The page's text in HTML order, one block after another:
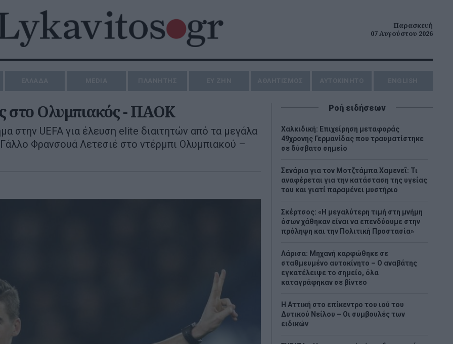
Παρασκευή
07 Αυγούστου 2026
στο Ολυμπιακός - ΠΑΟΚ
στην UEFA για έλευση elite διαιτητών από τα μεγάλα
Φρανσουά Λετεσιέ στο ντέρμπι Ολυμπιακού –
Ροή ειδήσεων
Χαλκιδική: Επιχείρηση μεταφοράς
49χρονης Γερμανίδας που τραυματίστηκε
σε δύσβατο σημείο
Σενάρια για τον Μοτζτάμπα Χαμενεΐ: Τι
αναφέρεται για την κατάσταση της υγείας
του και γιατί παραμένει μυστήριο
Σκέρτσος: «Η μεγαλύτερη τιμή στη μνήμη
όσων χάθηκαν είναι να επενδύουμε στην
πρόληψη και την Πολιτική Προστασία»
Λάρισα: Μηχανή καρφώθηκε σε
σταθμευμένο αυτοκίνητο – Ο αναβάτης
εγκατέλειψε το σημείο, όλα
καταγράφηκαν σε βίντεο
Η Αττική στο επίκεντρο του ιού του
Δυτικού Νείλου – Οι συμβουλές των
ειδικών